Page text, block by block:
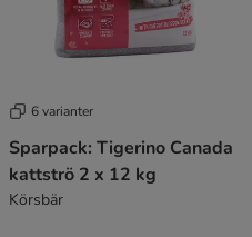
6 varianter
Sparpack: Tigerino Canada
kattströ 2 x 12 kg
Körsbär